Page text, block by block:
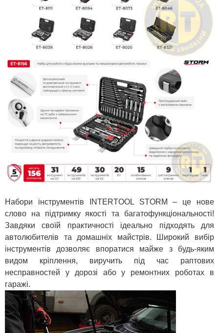
Набори інструментів INTERTOOL STORM – це нове
слово на підтримку якості та багатофункціональності!
Завдяки своїй практичності ідеально підходять для
автолюбителів та домашніх майстрів. Широкий вибір
інструментів дозволяє впоратися майже з будь-яким
видом кріплення, виручить під час раптових
несправностей у дорозі або у ремонтних роботах в
гаражі.